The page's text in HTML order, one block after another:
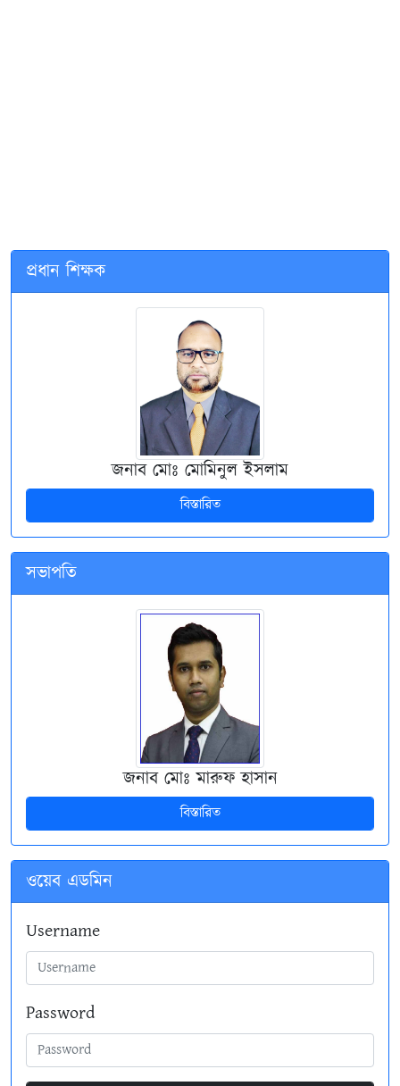
প্রধান শিক্ষক
জনাব মোঃ মোমিনুল ইসলাম
বিস্তারিত
সভাপতি
জনাব মোঃ মারুফ হাসান
বিস্তারিত
ওয়েব এডমিন
Username
Password